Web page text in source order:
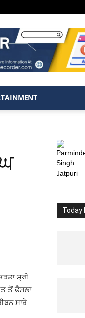
ਸ੍ਰੀ
ਤੋਂ ਫੈਸਲਾ
ਸਾਰੇ
Today